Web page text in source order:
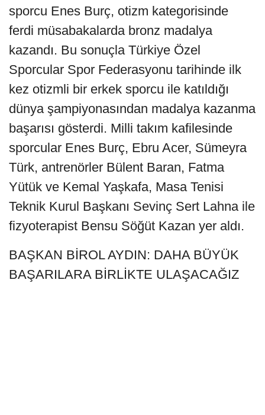
sporcu Enes Burç, otizm kategorisinde
ferdi müsabakalarda bronz madalya
kazandı. Bu sonuçla Türkiye Özel
Sporcular Spor Federasyonu tarihinde ilk
kez otizmli bir erkek sporcu ile katıldığı
dünya şampiyonasından madalya kazanma
başarısı gösterdi. Milli takım kafilesinde
sporcular Enes Burç, Ebru Acer, Sümeyra
Türk, antrenörler Bülent Baran, Fatma
Yütük ve Kemal Yaşkafa, Masa Tenisi
Teknik Kurul Başkanı Sevinç Sert Lahna ile
fizyoterapist Bensu Söğüt Kazan yer aldı.
BAŞKAN BİROL AYDIN: DAHA BÜYÜK
BAŞARILARA BİRLİKTE ULAŞACAĞIZ